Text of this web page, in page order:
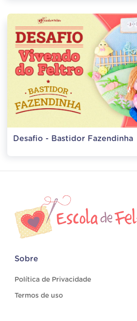
Desafio - Bastidor Fazendinha
Sobre
Política de Privacidade
Termos de uso